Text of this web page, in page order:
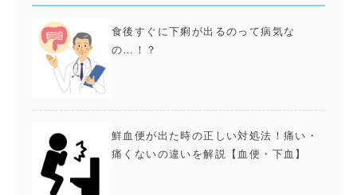
食後すぐに下痢が出るのって病気な
の…！？
鮮血便が出た時の正しい対処法！痛い・
痛くないの違いを解説【血便・下血】